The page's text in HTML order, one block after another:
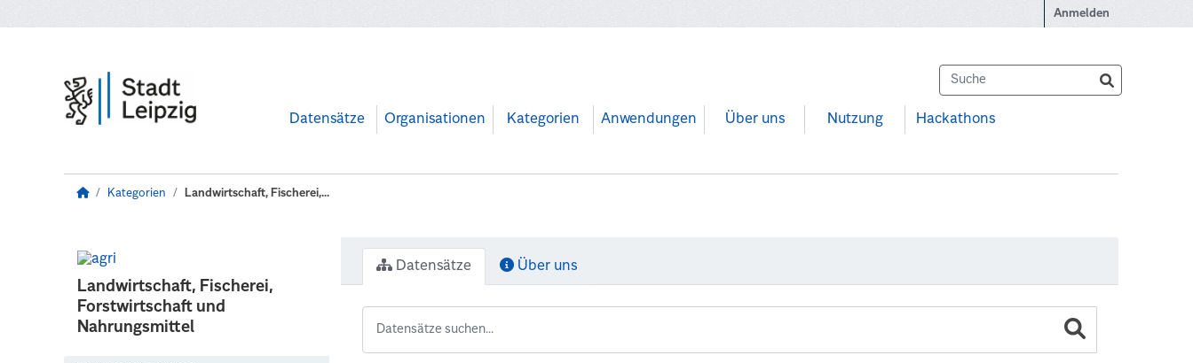
Anmelden
Datensätze Organisationen Kategorien Anwendungen Über uns Nutzung Hackathons
Kategorien Landwirtschaft, Fischerei,...
Landwirtschaft, Fischerei,
Forstwirtschaft und
Nahrungsmittel
Datensätze Über uns